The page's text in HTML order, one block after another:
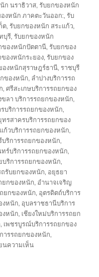
ก นราธิวาส,รับยกของหนัก
งหนัก ภาคตะวันออก:,รับ
ต,รับยกของหนัก สระแก้ว,
บุรี,รับยกของหนัก
ของหนักปัตตานี,รับยกของ
ของหนักระยอง,รับยกของ
องหนักสุราษฎร์ธานี,ราชบุรี
ของหนัก, ลำปางบริการรถ
,ศรีสะเกษบริการรถยกของ
ขลา บริการรถยกของหนัก,
บริการรถยกของหนัก,
ทรสาครบริการรถยกของ
ก้วบริการรถยกของหนัก,
ริการรถยกของหนัก,
ทร์บริการรถยกของหนัก,
บริการรถยกของหนัก,
ถรับยกของหนัก, อยุธยา
ยกของหนัก, อำนาจเจริญ
ยกของหนัก, อุตรดิตถ์บริการ
งหนัก, อุบลราชธานีบริการ
งหนัก, เชียงใหม่บริการรถยก
, เพชรบูรณ์บริการรถยกของ
ารรถยกของหนัก,
นความเห็นบน